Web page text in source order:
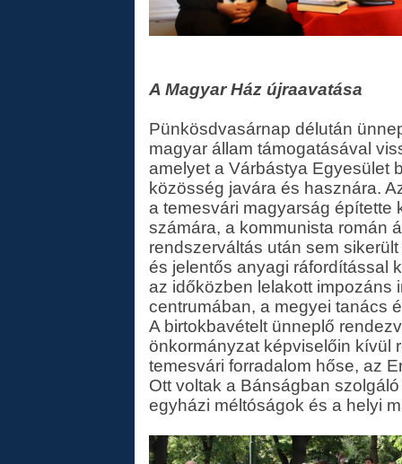
A Magyar Ház újraavatása
Pünkösdvasárnap délután
magyar állam támogatásával
amelyet a Várbástya Egyesület
közösség javára és hasznára.
a temesvári magyarság építette
számára, a kommunista román
rendszerváltás után sem
és jelentős anyagi ráfordítással
az időközben lelakott impozáns
centrumában, a megyei tanács
A birtokbavételt ünneplő
önkormányzat képviselőin kívül
temesvári forradalom hőse, az
Ott voltak a Bánságban
egyházi méltóságok és a helyi